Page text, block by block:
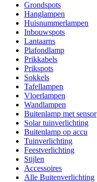
Grondspots
Hanglampen
Huisnummerlampen
Inbouwspots
Lantaarns
Plafondlamp
Prikkabels
Prikspots
Sokkels
Tafellampen
Vloerlampen
Wandlampen
Buitenlamp met sensor
Solar tuinverlichting
Buitenlamp op accu
Tuinverlichting
Feestverlichting
Stijlen
Accessoires
Alle Buitenverlichting